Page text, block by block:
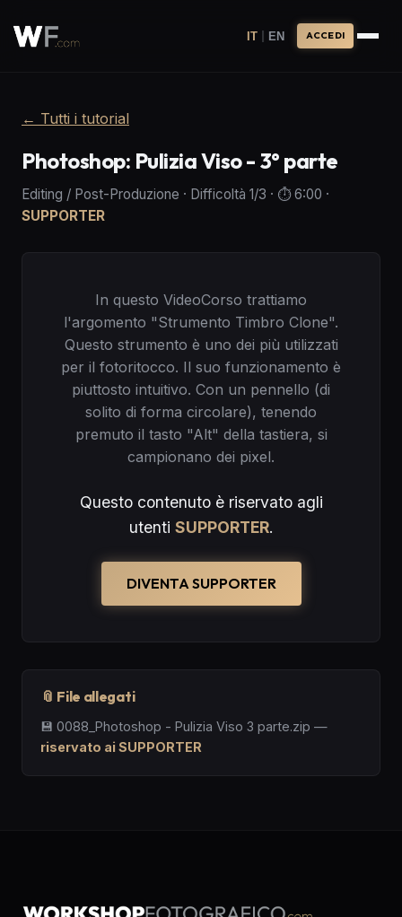
IT | EN ACCEDI
← Tutti i tutorial
Photoshop: Pulizia Viso - 3° parte
Editing / Post-Produzione · Difficoltà 1/3 · ⏱️6:00 ·
SUPPORTER
In questo VideoCorso trattiamo
l'argomento "Strumento Timbro Clone".
Questo strumento è uno dei più utilizzati
per il fotoritocco. Il suo funzionamento è
piuttosto intuitivo. Con un pennello (di
solito di forma circolare), tenendo
premuto il tasto "Alt" della tastiera, si
campionano dei pixel.
Questo contenuto è riservato agli
utenti SUPPORTER.
DIVENTA SUPPORTER
📎 File allegati
💾 0088_Photoshop - Pulizia Viso 3 parte.zip —
riservato ai SUPPORTER